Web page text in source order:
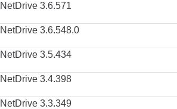
NetDrive 3.6.571
NetDrive 3.6.548.0
NetDrive 3.5.434
NetDrive 3.4.398
NetDrive 3.3.349